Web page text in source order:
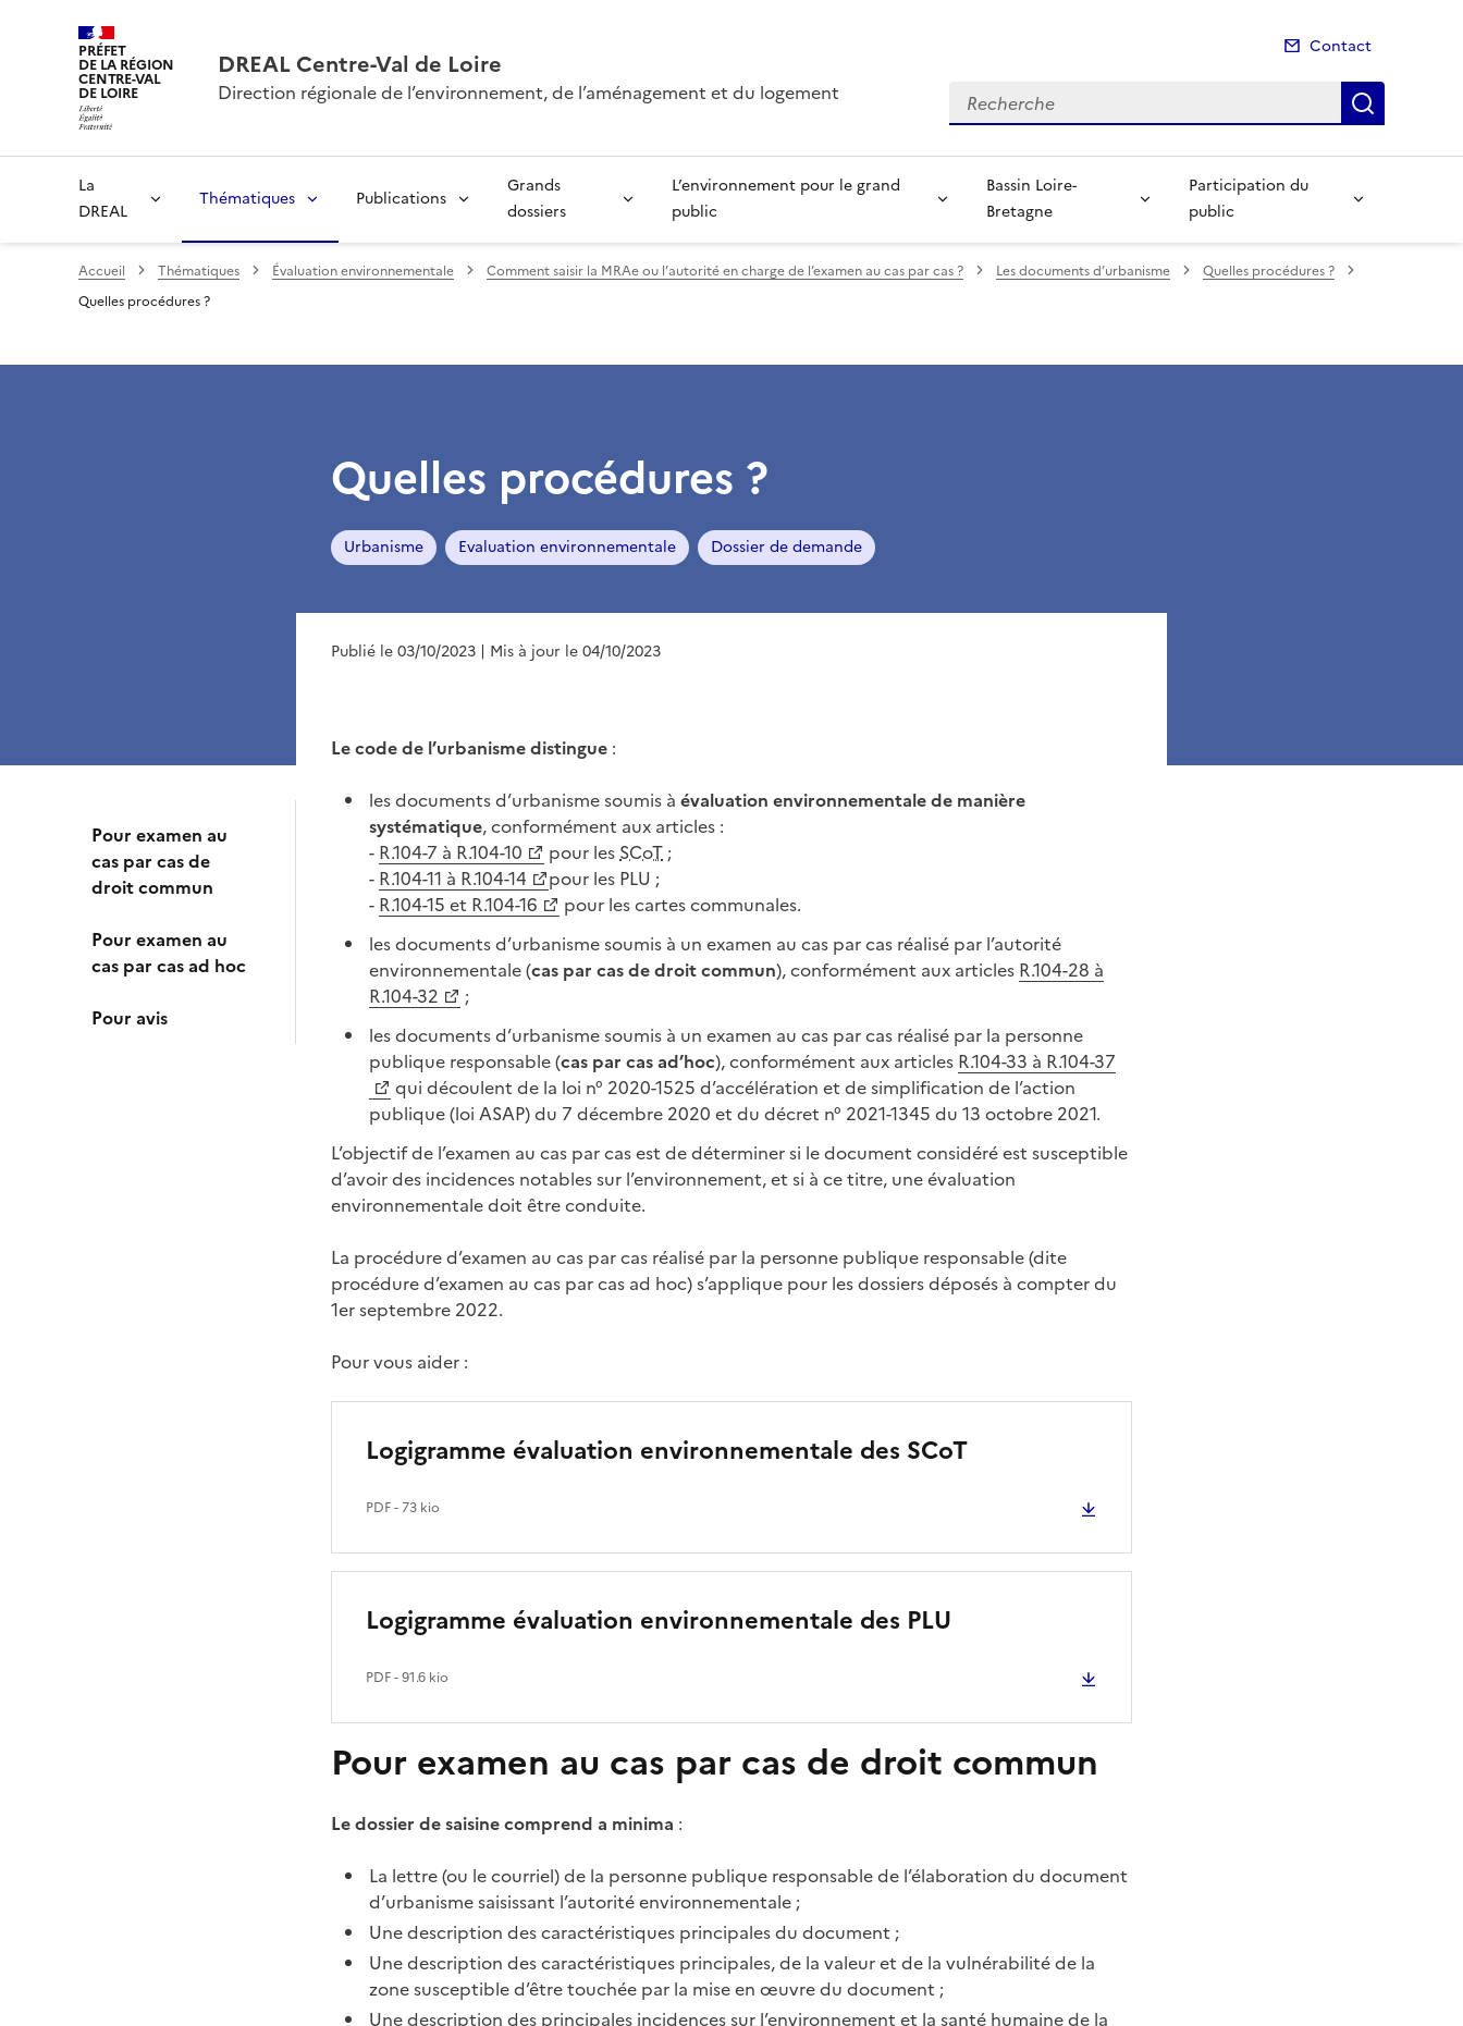
PRÉFET
DE LA RÉGION
CENTRE-VAL
DE LOIRE
DREAL Centre-Val de Loire
Direction régionale de l’environnement, de l’aménagement et du logement
Contact
Recherche
La
DREAL
Thématiques Publications
Grands
dossiers
L’environnement pour le grand
public
Bassin Loire-
Bretagne
Participation du
public
Accueil Thématiques Évaluation environnementale Comment saisir la MRAe ou l’autorité en charge de l’examen au cas par cas ? Les documents d’urbanisme
Quelles procédures ?
Quelles procédures ?
Pour examen au
cas par cas de
droit commun
Pour examen au
cas par cas ad hoc
Pour avis
Quelles procédures ?
Urbanisme Evaluation environnementale Dossier de demande
Publié le 03/10/2023 | Mis à jour le 04/10/2023
Le code de l’urbanisme distingue :
les documents d’urbanisme soumis àévaluation environnementale de manière
systématique, conformément aux articles :
- R.104-7 à R.104-10 pour les SCoT ;
- R.104-11 à R.104-14
pour les PLU ;
- R.104-15 et R.104-16
pour les cartes communales.
les documents d’urbanisme soumis à un examen au cas par cas réalisé par l’autorité
environnementale (cas par cas de droit commun), conformément aux articles R.104-28 à
R.104-32
;
les documents d’urbanisme soumis à un examen au cas par cas réalisé par la personne
publique responsable (cas par cas ad’hoc), conformément aux articles R.104-33 à R.104-37
qui découlent de la loi n° 2020-1525 d’accélération et de simplification de l’action
publique (loi ASAP) du 7 décembre 2020 et du décret n° 2021-1345 du 13 octobre 2021.
L’objectif de l’examen au cas par cas est de déterminer si le document considéré est susceptible
d’avoir des incidences notables sur l’environnement, et si à ce titre, une évaluation
environnementale doit être conduite.
La procédure d’examen au cas par cas réalisé par la personne publique responsable (dite
procédure d’examen au cas par cas ad hoc) s’applique pour les dossiers déposés à compter du
1er septembre 2022.
Pour vous aider :
Logigramme évaluation environnementale des SCoT
PDF- 73 kio
Logigramme évaluation environnementale des PLU
PDF- 91.6 kio
Pour examen au cas par cas de droit commun
Le dossier de saisine comprend a minima :
La lettre (ou le courriel) de la personne publique responsable de l’élaboration du document
d’urbanisme saisissant l’autorité environnementale ;
Une description des caractéristiques principales du document ;
Une description des caractéristiques principales, de la valeur et de la vulnérabilité de la
zone susceptible d’être touchée par la mise en œuvre du document ;
Une description des principales incidences sur l’environnement et la santé humaine de la